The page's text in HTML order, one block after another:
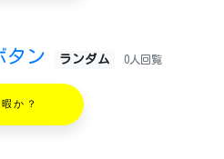
タン ランダム 0人回覧
暇か？